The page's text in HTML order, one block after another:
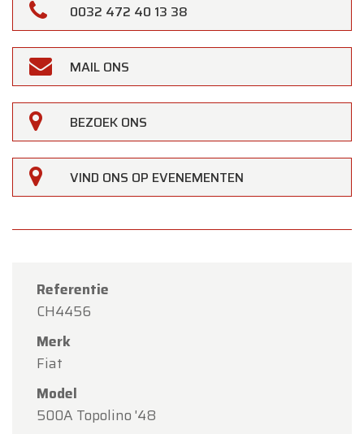
0032 472 40 13 38
MAIL ONS
BEZOEK ONS
VIND ONS OP EVENEMENTEN
Referentie
CH4456
Merk
Fiat
Model
500A Topolino '48